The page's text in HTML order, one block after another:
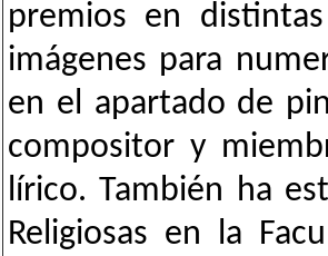
premios en
imágenes para
en el apartado de
compositor y
lírico. También ha
Religiosas en la